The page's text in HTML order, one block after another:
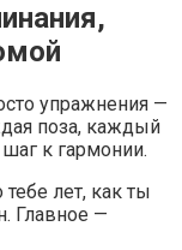
упражнения —
поза, каждый
к гармонии.
лет, как ты
Главное —
слов!